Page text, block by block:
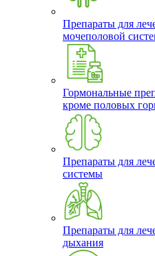
Препараты для
мочеполовой
Гормональные
кроме половых
Препараты для
системы
Препараты для
дыхания